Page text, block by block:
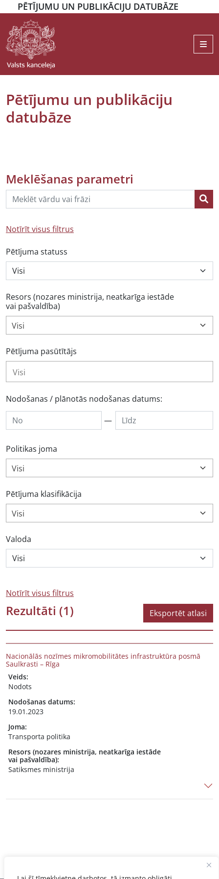
PĒTĪJUMU UN PUBLIKĀCIJU DATUBĀZE
Pētījumu un publikāciju
datubāze
Meklēšanas parametri
Notīrīt visus filtrus
Pētījuma statuss
Resors (nozares ministrija, neatkarīga iestāde
vai pašvaldība)
Visi
Pētījuma pasūtītājs
Nodošanas / plānotās nodošanas datums:
—
Politikas joma
Visi
Pētījuma klasifikācija
Visi
Valoda
Notīrīt visus filtrus
Rezultāti (1) Eksportēt atlasi
Nacionālās nozīmes mikromobilitātes infrastruktūra posmā
Saulkrasti – Rīga
Veids:
Nodots
Nodošanas datums:
19.01.2023
Joma:
Transporta politika
Resors (nozares ministrija, neatkarīga iestāde
vai pašvaldība):
Satiksmes ministrija